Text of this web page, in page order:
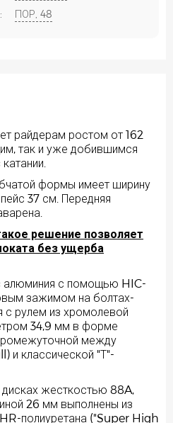
ПОР, 48
райдерам ростом от 162
так и уже добившимся
формы имеет ширину
37 см. Передняя
решение позволяет
без ущерба
алюминия с помощью HIC-
зажимом на болтах-
с рулем из хромолевой
34,9 мм в форме
между
и классической "Т"-
жесткостью 88A,
26 мм выполнены из
полиуретана ("Super High